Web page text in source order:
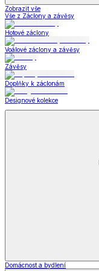
Zobrazit vše
Vše z Záclony a závěsy
Hotové záclony
Voálové záclony a závěsy
Závěsy
Doplňky k záclonám
Designové kolekce
Domácnost a bydlení